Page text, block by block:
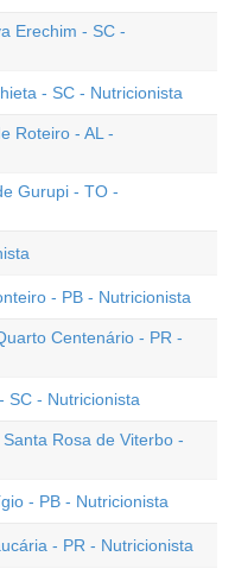
Erechim - SC -
- SC - Nutricionista
Roteiro - AL -
Gurupi - TO -
- PB - Nutricionista
Centenário - PR -
SC - Nutricionista
Rosa de Viterbo -
- PB - Nutricionista
- PR - Nutricionista